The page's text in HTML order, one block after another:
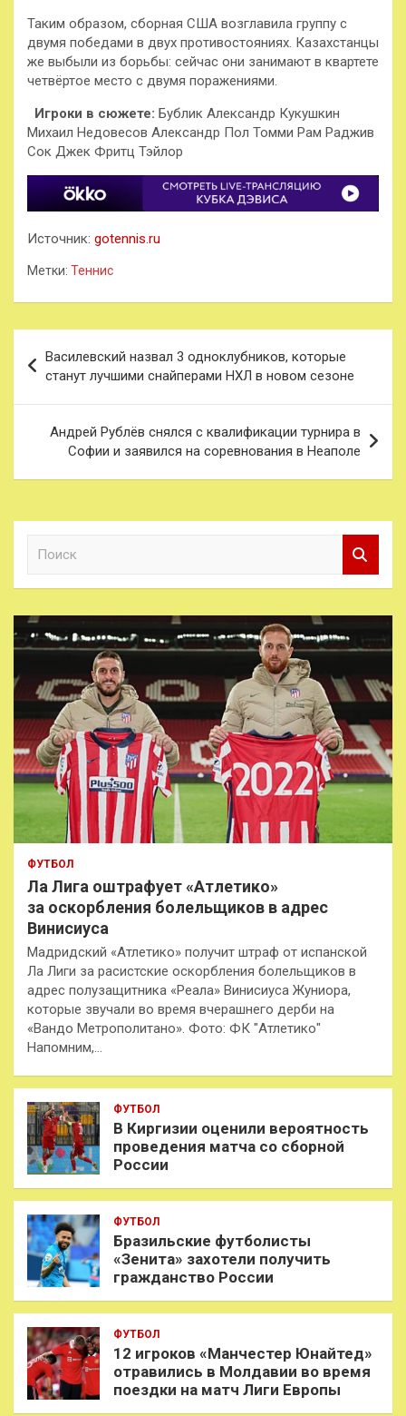
Таким образом, сборная США возглавила группу с
двумя победами в двух противостояниях. Казахстанцы
же выбыли из борьбы: сейчас они занимают в квартете
четвёртое место с двумя поражениями.
Игроки в сюжете: Бублик Александр Кукушкин
Михаил Недовесов Александр Пол Томми Рам Раджив
Сок Джек Фритц Тэйлор
Источник: gotennis.ru
Метки: Теннис
по
записям
Василевский назвал 3 одноклубников, которые
станут лучшими снайперами НХЛ в новом сезоне
Андрей Рублёв снялся с квалификации турнира в
Софии и заявился на соревнования в Неаполе
к
ФУТБОЛ
Ла Лига оштрафует «Атлетико»
за оскорбления болельщиков в адрес
Винисиуса
Мадридский «Атлетико» получит штраф от испанской
Ла Лиги за расистские оскорбления болельщиков в
адрес полузащитника «Реала» Винисиуса Жуниора,
которые звучали во время вчерашнего дерби на
«Вандо Метрополитано». Фото: ФК "Атлетико"
Напомним,…
ФУТБОЛ
В Киргизии оценили вероятность
проведения матча со сборной
России
ФУТБОЛ
Бразильские футболисты
«Зенита» захотели получить
гражданство России
ФУТБОЛ
12 игроков «Манчестер Юнайтед»
отравились в Молдавии во время
поездки на матч Лиги Европы